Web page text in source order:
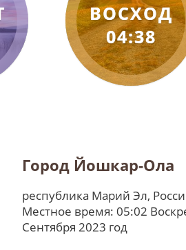
ВОСХОД
04:38
Город Йошкар-Ола
республика Марий Эл,
Местное время: 05:02
Сентября 2023 год